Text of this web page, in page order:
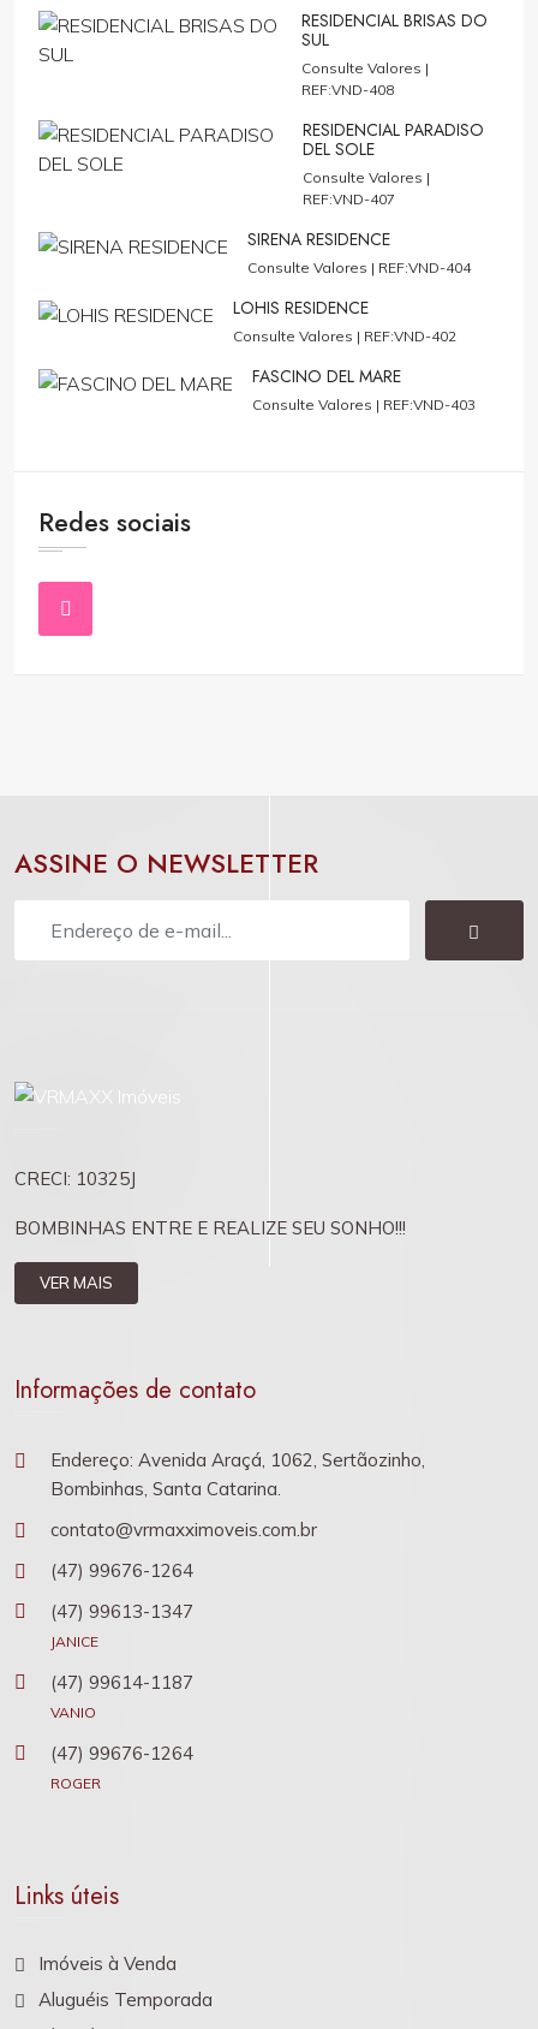
RESIDENCIAL BRISAS DO
SUL
Consulte Valores |
REF:VND-408
RESIDENCIAL PARADISO
DEL SOLE
Consulte Valores |
REF:VND-407
SIRENA RESIDENCE
Consulte Valores | REF:VND-404
LOHIS RESIDENCE
Consulte Valores | REF:VND-402
FASCINO DEL MARE
Consulte Valores | REF:VND-403
Redes sociais
ASSINE O NEWSLETTER
CRECI: 10325J
BOMBINHAS ENTRE E REALIZE SEU SONHO!!!
VER MAIS
Informações de contato
Endereço: Avenida Araçá, 1062, Sertãozinho,
Bombinhas, Santa Catarina.
contato@vrmaxximoveis.com.br
(47) 99676-1264
(47) 99613-1347
JANICE
(47) 99614-1187
VANIO
(47) 99676-1264
ROGER
Links úteis
Imóveis à Venda
Aluguéis Temporada